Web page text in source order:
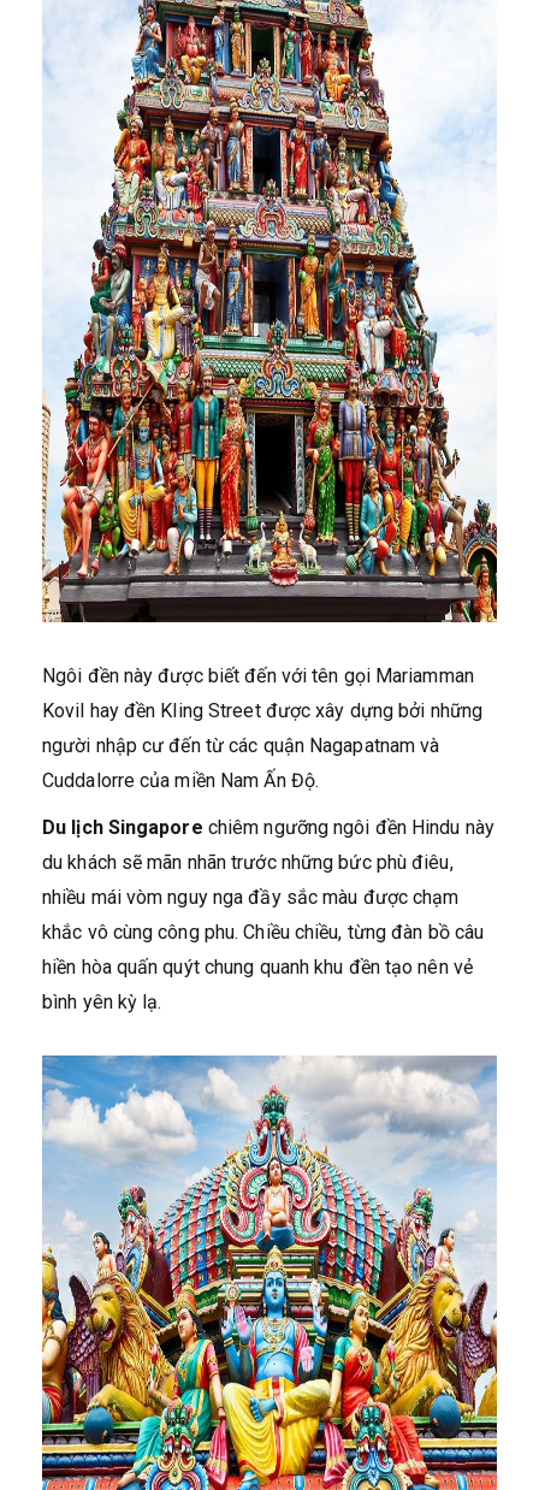
Ngôi đền này được biết đến với tên gọi Mariamman
Kovil hay đền Kling Street được xây dựng bởi những
người nhập cư đến từ các quận Nagapatnam và
Cuddalorre của miền Nam Ấn Độ.
Du lịch Singapore chiêm ngưỡng ngôi đền Hindu này
du khách sẽ mãn nhãn trước những bức phù điêu,
nhiều mái vòm nguy nga đầy sắc màu được chạm
khắc vô cùng công phu. Chiều chiều, từng đàn bồ câu
hiền hòa quấn quýt chung quanh khu đền tạo nên vẻ
bình yên kỳ lạ.